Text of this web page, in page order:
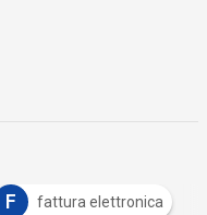
F fattura elettronica